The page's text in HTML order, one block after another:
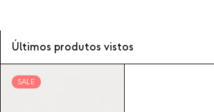
Últimos produtos vistos
SALE